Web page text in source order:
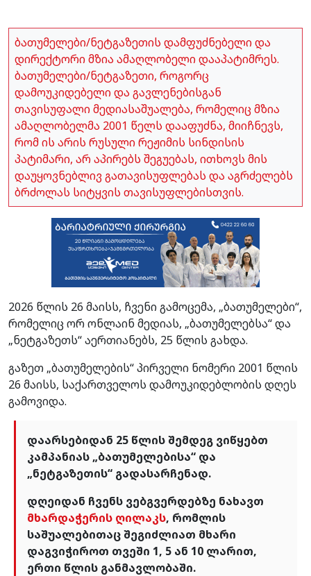
ბათუმელები/ნეტგაზეთის დამფუძნებელი და
დირექტორი მზია ამაღლობელი დააპატიმრეს.
ბათუმელები/ნეტგაზეთი, როგორც
დამოუკიდებელი და გავლენებისგან
თავისუფალი მედიასაშუალება, რომელიც მზია
ამაღლობელმა 2001 წელს დააფუძნა, მიიჩნევს,
რომ ის არის რუსული რეჟიმის სინდისის
პატიმარი, არ აპირებს შეგუებას, ითხოვს მის
დაუყოვნებლივ გათავისუფლებას და აგრძელებს
ბრძოლას სიტყვის თავისუფლებისთვის.
2026 წლის 26 მაისს, ჩვენი გამოცემა, „ბათუმელები“,
რომელიც ორ ონლაინ მედიას, „ბათუმელებსა“ და
„ნეტგაზეთს“ აერთიანებს, 25 წლის გახდა.
გაზეთ „ბათუმელების“ პირველი ნომერი 2001 წლის
26 მაისს, საქართველოს დამოუკიდებლობის დღეს
გამოვიდა.
დაარსებიდან 25 წლის შემდეგ ვიწყებთ
კამპანიას „ბათუმელებისა“ და
„ნეტგაზეთის“ გადასარჩენად.
დღეიდან ჩვენს ვებგვერდებზე ნახავთ
მხარდაჭერის ღილაკს, რომლის
საშუალებითაც შეგიძლიათ მხარი
დაგვიჭიროთ თვეში 1, 5 ან 10 ლარით,
ერთი წლის განმავლობაში.